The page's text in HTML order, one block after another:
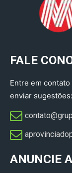
FALE
Entre em
enviar sugestões:
ANUNCIE